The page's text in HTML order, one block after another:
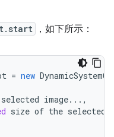
，如下所示：
= new
selected image...,
size of the selected